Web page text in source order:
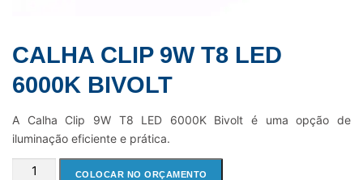
CALHA CLIP 9W T8 LED
6000K BIVOLT
A Calha Clip 9W T8 LED 6000K Bivolt é uma opção de
iluminação eficiente e prática.
CALHA
COLOCAR NO ORÇAMENTO